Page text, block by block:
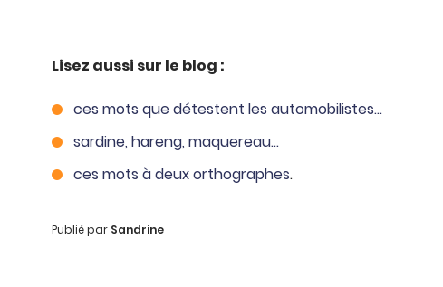
Lisez aussi sur le blog :
ces mots que détestent les automobilistes…
sardine, hareng, maquereau…
ces mots à deux orthographes.
Publié par Sandrine